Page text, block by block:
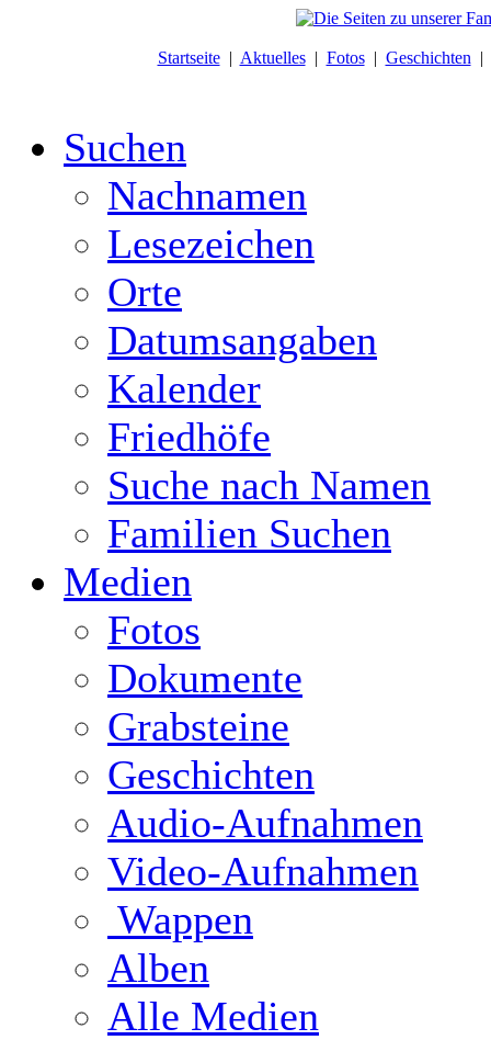
Startseite| Aktuelles| Fotos| Geschichten |
Suchen
Nachnamen
Lesezeichen
Orte
Datumsangaben
Kalender
Friedhöfe
Suche nach Namen
Familien Suchen
Medien
Fotos
Dokumente
Grabsteine
Geschichten
Audio-Aufnahmen
Video-Aufnahmen
Wappen
Alben
Alle Medien